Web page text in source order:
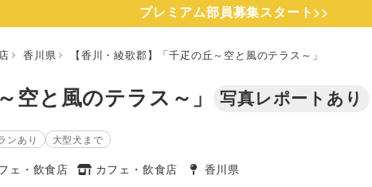
プレミアム部員募集スタート>>
香川県 【香川・綾歌郡】「千疋の丘～空と風のテラス～」
空と風のテラス～」 写真レポートあり
ンあり 大型犬まで
ンル
ェ・飲食店
タグ
カフェ・飲食店
タグ
香川県